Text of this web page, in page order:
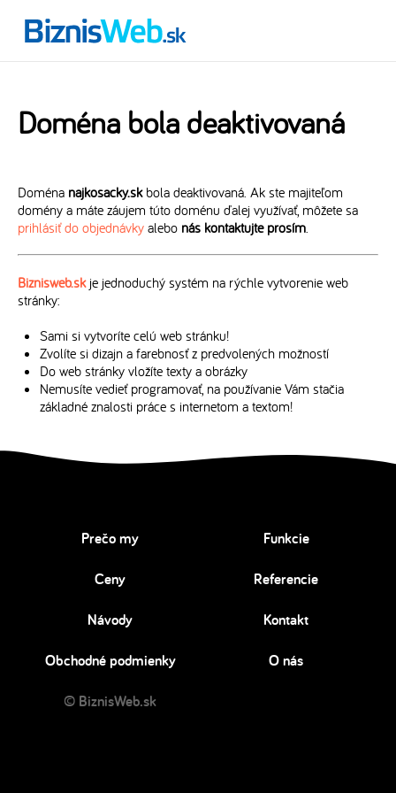
Doména bola deaktivovaná
Doména najkosacky.skbola deaktivovaná. Ak ste majiteľom
domény a máte záujem túto doménu ďalej využívať, môžete sa
prihlásiť do objednávky alebo nás kontaktujte prosím.
Biznisweb.skje jednoduchý systém na rýchle vytvorenie web
stránky:
Sami si vytvoríte celú web stránku!
Zvolíte si dizajn a farebnosť z predvolených možností
Do web stránky vložíte texty a obrázky
Nemusíte vedieť programovať, na používanie Vám stačia
základné znalosti práce s internetom a textom!
Prečo my Funkcie
Ceny Referencie
Návody Kontakt
Obchodné podmienky O nás
© BiznisWeb.sk